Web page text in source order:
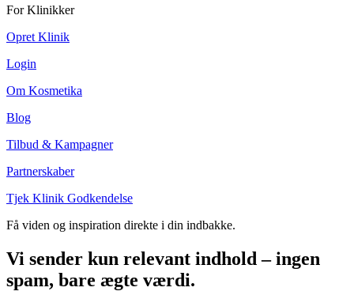
For Klinikker
Opret Klinik
Login
Om Kosmetika
Blog
Tilbud & Kampagner
Partnerskaber
Tjek Klinik Godkendelse
Få viden og inspiration direkte i din indbakke.
Vi sender kun relevant indhold – ingen
spam, bare ægte værdi.